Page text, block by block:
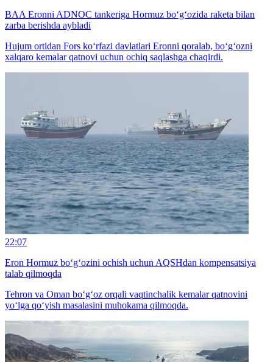
BAA Eronni ADNOC tankeriga Hormuz bo‘g‘ozida raketa bilan
zarba berishda aybladi
Hujum ortidan Fors ko‘rfazi davlatlari Eronni qoralab, bo‘g‘ozni
xalqaro kemalar qatnovi uchun ochiq saqlashga chaqirdi.
22:07
Eron Hormuz bo‘g‘ozini ochish uchun AQSHdan kompensatsiya
talab qilmoqda
Tehron va Oman bo‘g‘oz orqali vaqtinchalik kemalar qatnovini
yo‘lga qo‘yish masalasini muhokama qilmoqda.